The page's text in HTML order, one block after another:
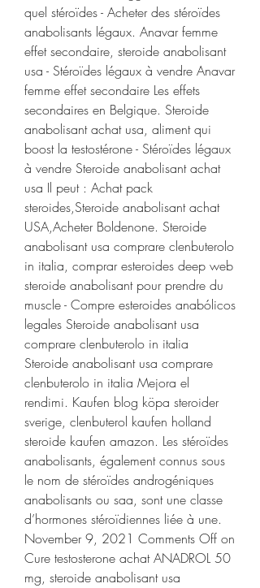
quel stéroïdes - Acheter des stéroïdes
anabolisants légaux. Anavar femme
effet secondaire, steroide anabolisant
usa - Stéroïdes légaux à vendre Anavar
femme effet secondaire Les effets
secondaires en Belgique. Steroide
anabolisant achat usa, aliment qui
boost la testostérone - Stéroïdes légaux
à vendre Steroide anabolisant achat
usa Il peut : Achat pack
steroides,Steroide anabolisant achat
USA,Acheter Boldenone. Steroide
anabolisant usa comprare clenbuterolo
in italia, comprar esteroides deep web
steroide anabolisant pour prendre du
muscle - Compre esteroides anabólicos
legales Steroide anabolisant usa
comprare clenbuterolo in italia
Steroide anabolisant usa comprare
clenbuterolo in italia Mejora el
rendimi. Kaufen blog köpa steroider
sverige, clenbuterol kaufen holland
steroide kaufen amazon. Les stéroïdes
anabolisants, également connus sous
le nom de stéroïdes androgéniques
anabolisants ou saa, sont une classe
d’hormones stéroïdiennes liée à une.
November 9, 2021 Comments Off on
Cure testosterone achat ANADROL 50
mg, steroide anabolisant usa